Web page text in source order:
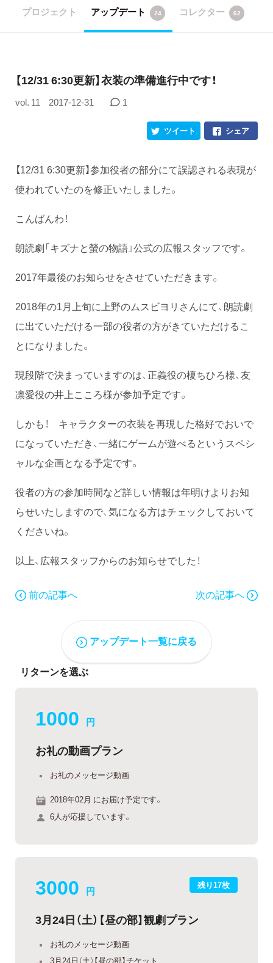
プロジェクト アップデート 24 コレクター 62
【12/31 6:30更新】衣装の準備進行中です！
vol. 11 2017-12-31 1
シェア
ツイート
【12/31 6:30更新】参加役者の部分にて誤認される表現が
使われていたのを修正いたしました。
こんばんわ！
朗読劇「キズナと螢の物語」公式の広報スタッフです。
2017年最後のお知らせをさせていただきます。
2018年の1月上旬に上野のムスビヨリさんにて、朗読劇
に出ていただける一部の役者の方がきていただけるこ
とになりました。
現段階で決まっていますのは、正義役の榎ちひろ様、友
凛愛役の井上こころ様が参加予定です。
しかも！ キャラクターの衣装を再現した格好でおいで
になっていただき、一緒にゲームが遊べるというスペシ
ャルな企画となる予定です。
役者の方の参加時間など詳しい情報は年明けよりお知
らせいたしますので、気になる方はチェックしておいて
くださいね。
以上、広報スタッフからのお知らせでした！
前の記事へ 次の記事へ
アップデート一覧に戻る
リターンを選ぶ
1000 円
お礼の動画プラン
お礼のメッセージ動画
2018年02月 にお届け予定です。
6人が応援しています。
残り17枚
3000 円
3月24日（土）【昼の部】観劇プラン
お礼のメッセージ動画
3月24日（土）【昼の部】チケット